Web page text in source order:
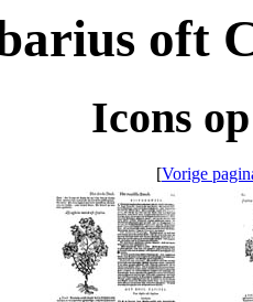
oft
Icons
[Vorige